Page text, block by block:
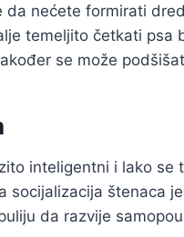
da nećete formirati
temeljito četkati psa
se može
inteligentni i lako
socijalizacija štenaca
da razvije